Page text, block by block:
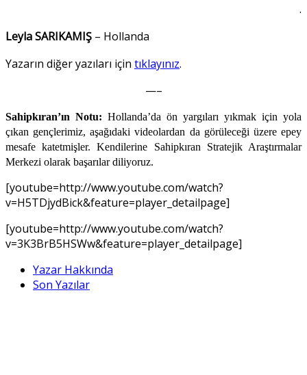
.
Leyla SARIKAMIŞ – Hollanda
Yazarın diğer yazıları için tıklayınız.
—–
Sahipkıran’ın Notu: Hollanda’da ön yargıları yıkmak için yola
çıkan gençlerimiz, aşağıdaki videolardan da görüleceği üzere epey
mesafe katetmişler. Kendilerine Sahipkıran Stratejik Araştırmalar
Merkezi olarak başarılar diliyoruz.
[youtube=http://www.youtube.com/watch?
v=H5TDjydBick&feature=player_detailpage]
[youtube=http://www.youtube.com/watch?
v=3K3BrB5HSWw&feature=player_detailpage]
Yazar Hakkında
Son Yazılar